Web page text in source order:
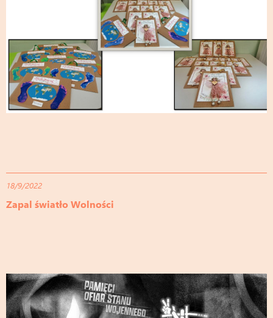
18/9/2022
Zapal światło Wolności